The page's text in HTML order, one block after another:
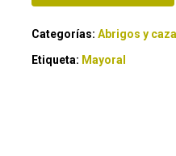
Categorías: Abrigos y
Etiqueta: Mayoral